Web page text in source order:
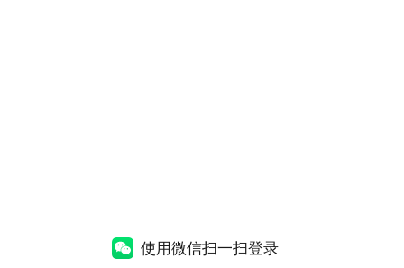
使用微信扫一扫登录